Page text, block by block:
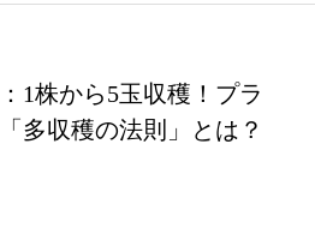
1株から5玉収穫！プラ
多収穫の法則」とは？